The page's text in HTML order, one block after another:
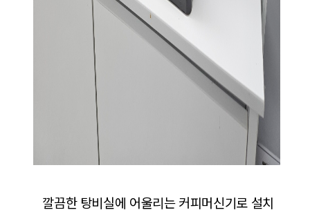
깔끔한 탕비실에 어울리는 커피머신기로 설치